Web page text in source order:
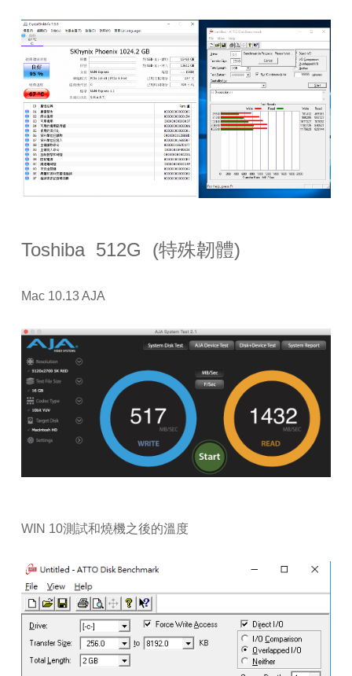
Toshiba 512G (特殊韌體)
Mac 10.13 AJA
WIN 10測試和燒機之後的溫度